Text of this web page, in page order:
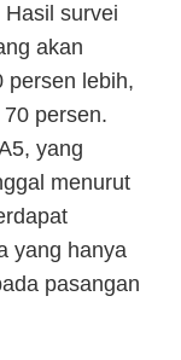
survei
akan
persen lebih,
persen.
yang
menurut
yang hanya
pasangan